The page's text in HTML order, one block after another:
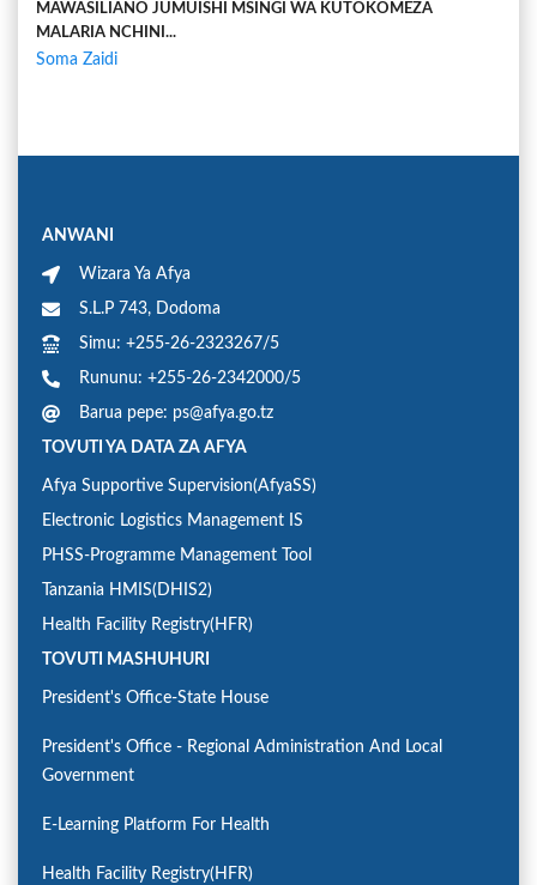
MAWASILIANO JUMUISHI MSINGI WA KUTOKOMEZA
MALARIA NCHINI...
Soma Zaidi
ANWANI
Wizara Ya Afya
S.L.P 743, Dodoma
Simu: +255-26-2323267/5
Rununu: +255-26-2342000/5
Barua pepe: ps@afya.go.tz
TOVUTI YA DATA ZA AFYA
Afya Supportive Supervision(AfyaSS)
Electronic Logistics Management IS
PHSS-Programme Management Tool
Tanzania HMIS(DHIS2)
Health Facility Registry(HFR)
TOVUTI MASHUHURI
President's Office-State House
President's Office - Regional Administration And Local
Government
E-Learning Platform For Health
Health Facility Registry(HFR)